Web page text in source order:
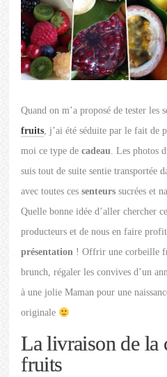
Quand on m’a proposé de tester les
fruits, j’ai été séduite par le fait de
moi ce type decadeau. Les photos
suis tout de suite sentie transportée
avec toutes cessenteurs sucrées et
Quelle bonne idée d’aller chercher
producteurs et de nous en faire
présentation ! Offrir une corbeille
brunch, régaler les convives d’un
à une jolie Maman pour une
originale
La livraison de la
fruits